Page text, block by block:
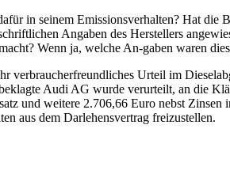
in seinem Emissionsverhalten? Hat die
Angaben des Herstellers
Wenn ja, welche An-gaben waren
Urteil im
Audi AG wurde verurteilt, an die
und weitere 2.706,66 Euro nebst
aus dem Darlehensvertrag freizustellen.